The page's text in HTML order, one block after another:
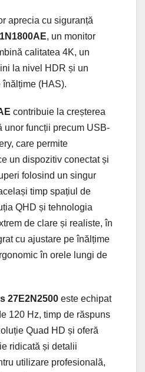
aprecia cu siguranță
, un monitor
calitatea 4K, un
la nivel HDR și un
înălțime (HAS).
contribuie la creșterea
unor funcții precum USB-
care permite
un dispozitiv conectat și
folosind un singur
timp spațiul de
QHD și tehnologia
de clare și realiste, în
cu ajustare pe înălțime
în orele lungi de
27E2N2500 este echipat
120 Hz, timp de răspuns
Quad HD și oferă
ridicată și detalii
utilizare profesională,